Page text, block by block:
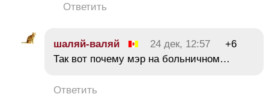
Ответить
шаляй-валяй 24 дек, 12:57
+6
Так вот почему мэр на больничном…
Ответить